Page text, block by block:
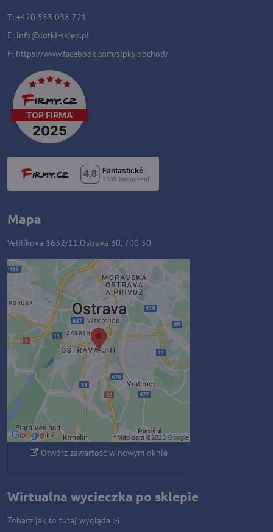
T: +420 553 038 721
E: info@lotki-sklep.pl
F: https://www.facebook.com/sipky.obchod/
Mapa
Velflíkova 1632/11,Ostrava 30, 700 30
Zawartość zewnętrzna jest
blokowana przez opcje
prywatności
Czy chcesz załadować zawartość
zewnętrzną?
Zezwól raz
Zezwalaj zawsze - zgadzam się z
typem pliku cookie: Funkcjonalny
Otwórz zawartość w nowym oknie
Wirtualna wycieczka po sklepie
Zobacz jak to tutaj wygląda :-)